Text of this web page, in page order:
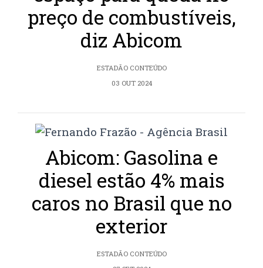
preço de combustíveis,
diz Abicom
ESTADÃO CONTEÚDO
03 OUT 2024
Abicom: Gasolina e
diesel estão 4% mais
caros no Brasil que no
exterior
ESTADÃO CONTEÚDO